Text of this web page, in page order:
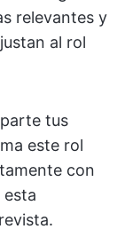
relevantes y
al rol
tus
este rol
con
esta